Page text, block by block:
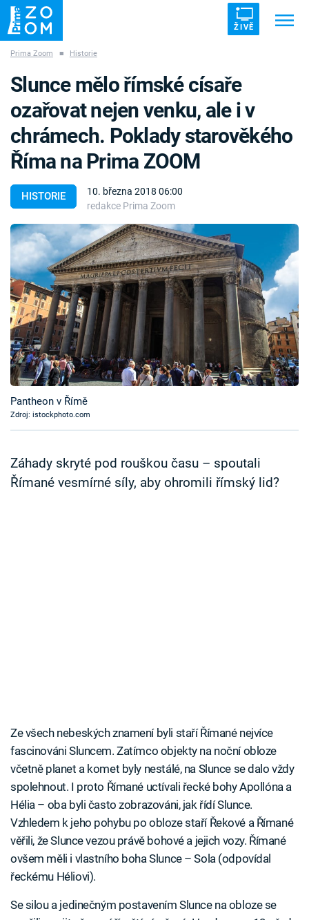
ŽIVĚ
ZÁHADY VETŘELCI DÁVNOVĚKU
Témata
Témata
Pořady
TV Program
Časopis
Sledujte prima+
Přihlášení
Prima Zoom ■ Historie
HISTORIE
10. března 2018 06:00
redakce Prima Zoom
Slunce mělo římské císaře
ozařovat nejen venku, ale i v
chrámech. Poklady starověkého
Říma na Prima ZOOM
Pantheon v Římě
Zdroj: istockphoto.com
Záhady skryté pod rouškou času – spoutali
Římané vesmírné síly, aby ohromili římský lid?
Ze všech nebeských znamení byli staří Římané nejvíce
fascinováni Sluncem. Zatímco objekty na noční obloze
včetně planet a komet byly nestálé, na Slunce se dalo vždy
spolehnout. I proto Římané uctívali řecké bohy Apollóna a
Hélia – oba byli často zobrazováni, jak řídí Slunce.
Vzhledem k jeho pohybu po obloze staří Řekové a Římané
věřili, že Slunce vezou právě bohové a jejich vozy. Římané
ovšem měli i vlastního boha Slunce – Sola (odpovídal
řeckému Héliovi).
Se silou a jedinečným postavením Slunce na obloze se